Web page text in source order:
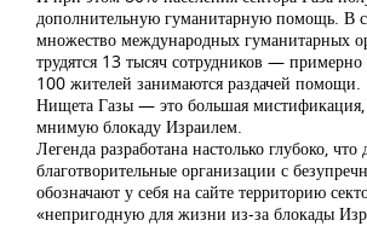
дополнительную гуманитарную помощь. В
множество международных гуманитарных
трудятся 13 тысяч сотрудников —
100 жителей занимаются раздачей помощи.
Нищета Газы — это большая
мнимую блокаду Израилем.
Легенда разработана настолько глубоко,
благотворительные организации с
обозначают у себя на сайте территорию
«непригодную для жизни из-за блокады